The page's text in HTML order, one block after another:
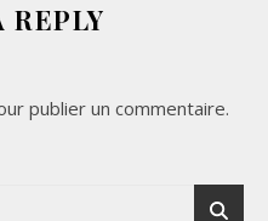
REPLY
publier un commentaire.